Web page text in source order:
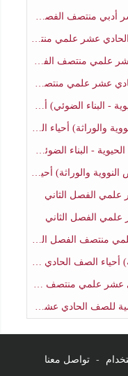
منتصف الفصل الثاني
علمي منتصف الفصل الثاني
منتصف الفصل الثاني
منتصف الفصل الثاني
الحادي عشر علمي الفصل الثاني
عشر علمي منتصف الفصل الثاني
الصف الحادي عشر علمي الفصل الثاني
الحادي عشر علمي منتصف الفصل الثاني
علمي الفصل الثاني
علمي الفصل الثاني
منتصف الفصل الثاني
عشر علمي منتصف الفصل الثاني
منتصف الفصل الثاني
علمي منتصف الفصل الثاني
- تواصل معنا